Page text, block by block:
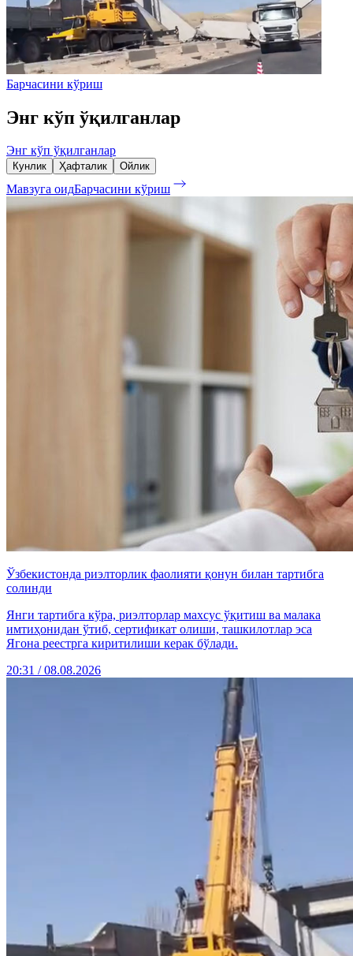
Барчасини кўриш
Энг кўп ўқилганлар
Энг кўп ўқилганлар
Кунлик Ҳафталик Ойлик
Мавзуга оидБарчасини кўриш
Ўзбекистонда риэлторлик фаолияти қонун билан тартибга
солинди
Янги тартибга кўра, риэлторлар махсус ўқитиш ва малака
имтиҳонидан ўтиб, сертификат олиши, ташкилотлар эса
Ягона реестрга киритилиши керак бўлади.
20:31 / 08.08.2026